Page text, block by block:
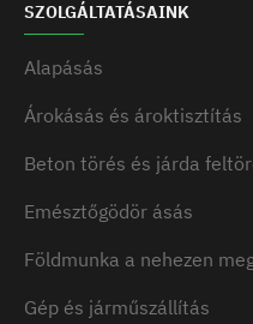
SZOLGÁLTATÁSAINK
Alapásás
Árokásás és ároktisztítás
Beton törés és járda
Emésztőgödör ásás
Földmunka a nehezen
Gép és járműszállítás